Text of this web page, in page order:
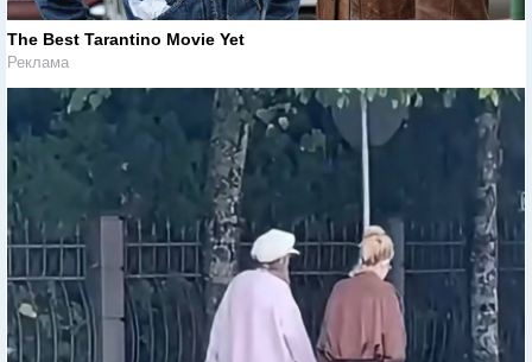
The Best Tarantino Movie Yet
Реклама